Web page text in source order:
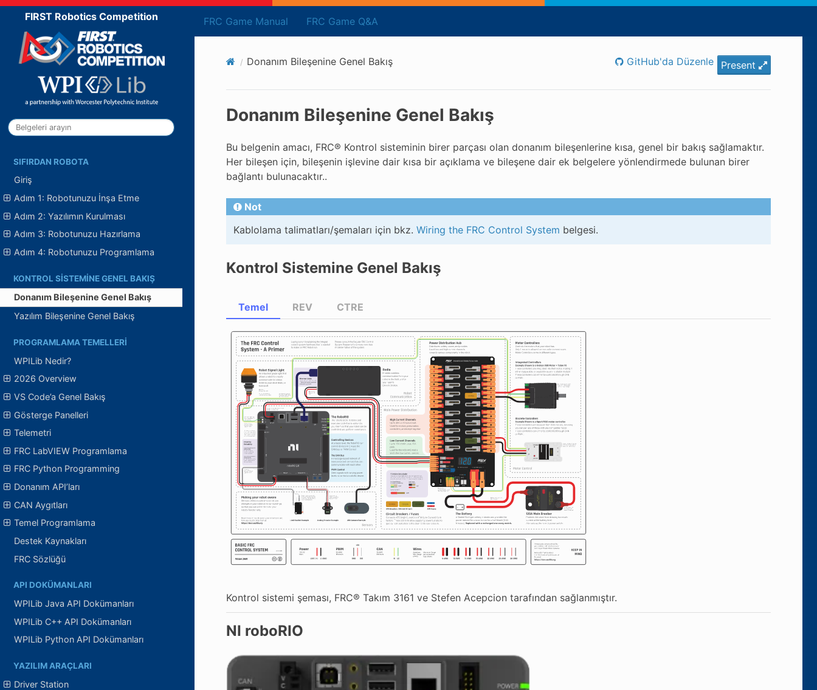
FRC Game Manual FRC Game Q&A
FIRST Robotics Competition
SIFIRDAN ROBOTA
Giriş
Adım 1: Robotunuzu İnşa Etme
Adım 2: Yazılımın Kurulması
Adım 3: Robotunuzu Hazırlama
Adım 4: Robotunuzu Programlama
KONTROL SISTEMINE GENEL BAKIŞ
Donanım Bileşenine Genel Bakış
Yazılım Bileşenine Genel Bakış
PROGRAMLAMA TEMELLERI
WPILib Nedir?
2026 Overview
VS Code’a Genel Bakış
Gösterge Panelleri
Telemetri
FRC LabVIEW Programlama
FRC Python Programming
Donanım API’ları
CAN Aygıtları
Temel Programlama
Destek Kaynakları
FRC Sözlüğü
API DOKÜMANLARI
WPILib Java API Dokümanları
WPILib C++ API Dokümanları
WPILib Python API Dokümanları
YAZILIM ARAÇLARI
Driver Station
Donanım Bileşenine Genel Bakış Present
GitHub'da Düzenle
Donanım Bileşenine Genel Bakış
Bu belgenin amacı, FRC® Kontrol sisteminin birer parçası olan donanım bileşenlerine kısa, genel bir bakış sağlamaktır.
Her bileşen için, bileşenin işlevine dair kısa bir açıklama ve bileşene dair ek belgelere yönlendirmede bulunan birer
bağlantı bulunacaktır..
Not
Kablolama talimatları/şemaları için bkz. Wiring the FRC Control System belgesi.
Kontrol Sistemine Genel Bakış
Temel
Kontrol sistemi şeması, FRC® Takım 3161 ve Stefen Acepcion tarafından sağlanmıştır.
REV CTRE
NI roboRIO